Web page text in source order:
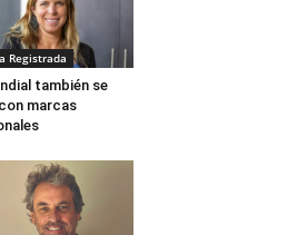
Registrada
también se
marcas